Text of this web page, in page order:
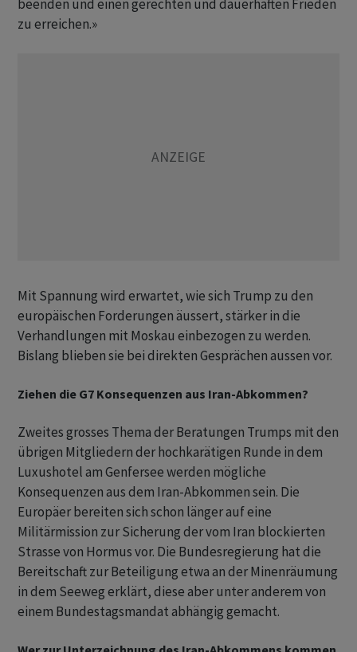
beenden und einen gerechten und dauerhaften Frieden
zu erreichen.»
Mit Spannung wird erwartet, wie sich Trump zu den
europäischen Forderungen äussert, stärker in die
Verhandlungen mit Moskau einbezogen zu werden.
Bislang blieben sie bei direkten Gesprächen aussen vor.
Ziehen die G7 Konsequenzen aus Iran-Abkommen?
Zweites grosses Thema der Beratungen Trumps mit den
übrigen Mitgliedern der hochkarätigen Runde in dem
Luxushotel am Genfersee werden mögliche
Konsequenzen aus dem Iran-Abkommen sein. Die
Europäer bereiten sich schon länger auf eine
Militärmission zur Sicherung der vom Iran blockierten
Strasse von Hormus vor. Die Bundesregierung hat die
Bereitschaft zur Beteiligung etwa an der Minenräumung
in dem Seeweg erklärt, diese aber unter anderem von
einem Bundestagsmandat abhängig gemacht.